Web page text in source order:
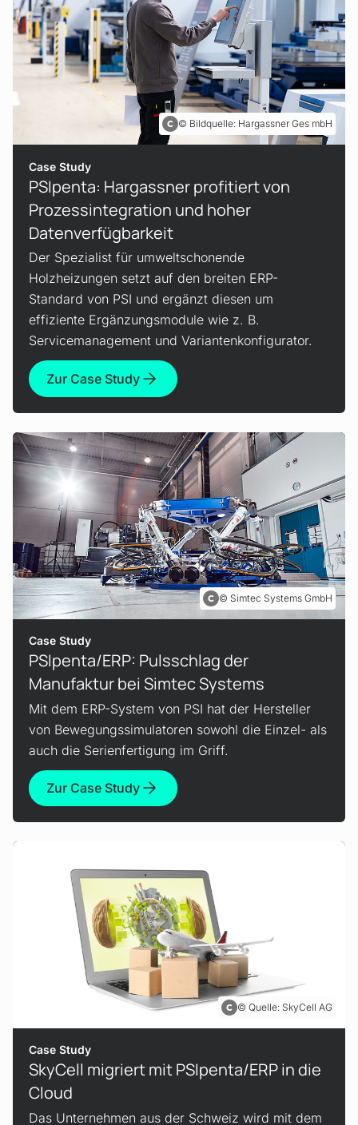
Bildquelle: Hargassner Ges mbH
Case Study
PSIpenta: Hargassner profitiert von
Prozessintegration und hoher
Datenverfügbarkeit
Der Spezialist für umweltschonende
Holzheizungen setzt auf den breiten ERP-
Standard von PSI und ergänzt diesen um
effiziente Ergänzungsmodule wie z. B.
Servicemanagement und Variantenkonfigurator.
Zur Case Study
Simtec Systems GmbH
Case Study
PSIpenta/ERP: Pulsschlag der
Manufaktur bei Simtec Systems
Mit dem ERP-System von PSI hat der Hersteller
von Bewegungssimulatoren sowohl die Einzel- als
auch die Serienfertigung im Griff.
Zur Case Study
Quelle: SkyCell AG
Case Study
SkyCell migriert mit PSIpenta/ERP in die
Cloud
Das Unternehmen aus der Schweiz wird mit dem